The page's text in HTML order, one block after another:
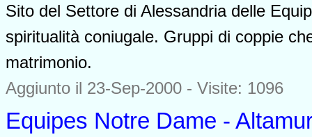
Sito del Settore di Alessandria delle
spiritualità coniugale. Gruppi di coppie
matrimonio.
Aggiunto il 23-Sep-2000 - Visite: 1096
Equipes Notre Dame -